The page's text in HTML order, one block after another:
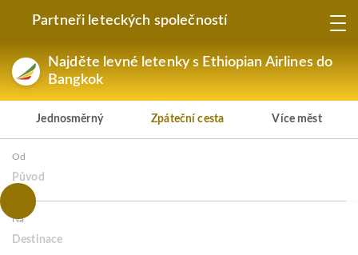
Partneři leteckých společností
Najděte levné letenky s Ethiopian Airlines do
Bangkok
Jednosměrný Zpáteční cesta Více měst
Od
Původ
Na
Destinace